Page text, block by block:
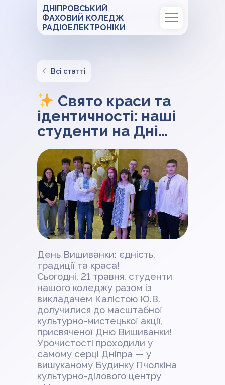
ДНІПРОВСЬКИЙ
ФАХОВИЙ КОЛЕДЖ
РАДІОЕЛЕКТРОНІКИ
Всі статті
Свято краси та
ідентичності: наші
студенти на Дні
Вишиванки у
«Менорі»!
День Вишиванки: єдність,
традиції та краса!
Сьогодні, 21 травня, студенти
нашого коледжу разом із
викладачем Калістою Ю.В.
долучилися до масштабної
культурно-мистецької акції,
присвяченої Дню Вишиванки!
Урочистості проходили у
самому серці Дніпра — у
вишуканому Будинку Пчолкіна
культурно-ділового центру